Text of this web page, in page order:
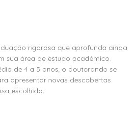
rigorosa que aprofunda ainda
sua área de estudo acadêmico.
de 4 a 5 anos, o doutorando se
apresentar novas descobertas
escolhido.